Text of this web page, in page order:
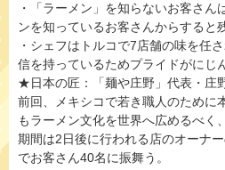
・「ラーメン」を知らないお客さん
ンを知っているお客さんからすると
・シェフはトルコで7店舗の味を任
信を持っているためプライドがにじ
★日本の匠：「麺や庄野」代表・庄
前回、メキシコで若き職人のために
もラーメン文化を世界へ広めるべく
期間は2日後に行われる店のオーナ
でお客さん40名に振舞う。